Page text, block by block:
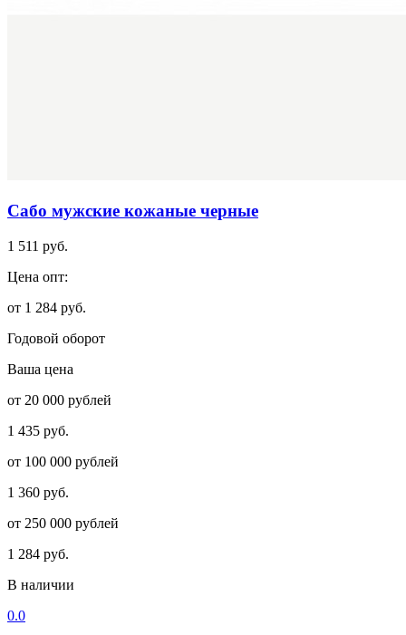
Сабо мужские кожаные черные
1 511 руб.
Цена опт:
от 1 284 руб.
Годовой оборот
Ваша цена
от 20 000 рублей
1 435 руб.
от 100 000 рублей
1 360 руб.
от 250 000 рублей
1 284 руб.
В наличии
0.0